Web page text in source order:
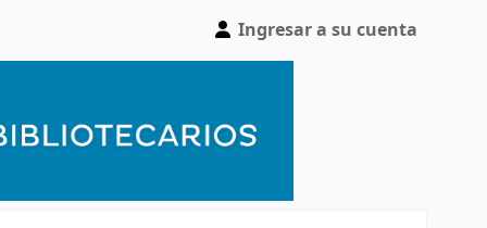
Ingresar a su cuenta